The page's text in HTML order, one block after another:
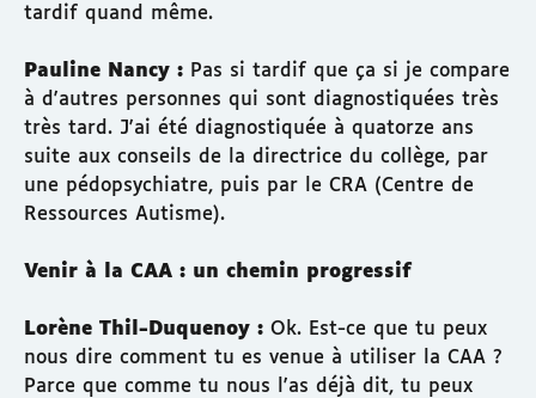
tardif quand même.
Pauline Nancy : Pas si tardif que ça si je compare
à d'autres personnes qui sont diagnostiquées très
très tard. J'ai été diagnostiquée à quatorze ans
suite aux conseils de la directrice du collège, par
une pédopsychiatre, puis par le CRA (Centre de
Ressources Autisme).
Venir à la CAA : un chemin progressif
Lorène Thil-Duquenoy : Ok. Est-ce que tu peux
nous dire comment tu es venue à utiliser la CAA ?
Parce que comme tu nous l'as déjà dit, tu peux